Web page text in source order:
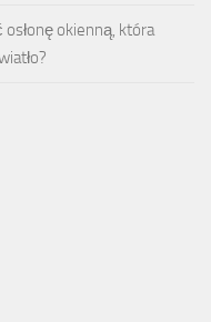
okienną, która